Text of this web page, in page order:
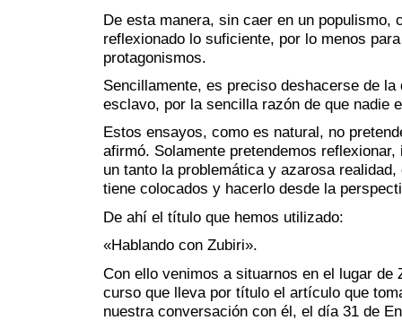
De esta manera, sin caer en un populismo,
reflexionado lo suficiente, por lo menos
protagonismos.
Sencillamente, es preciso deshacerse de
esclavo, por la sencilla razón de que nadie
Estos ensayos, como es natural, no
afirmó. Solamente pretendemos
un tanto la problemática y azarosa
tiene colocados y hacerlo desde la
De ahí el título que hemos utilizado:
«Hablando con Zubiri».
Con ello venimos a situarnos en el lugar de
curso que lleva por título el artículo que
nuestra conversación con él, el día 31 de